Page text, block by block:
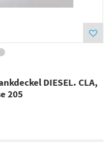
DIESEL. CLA,
205